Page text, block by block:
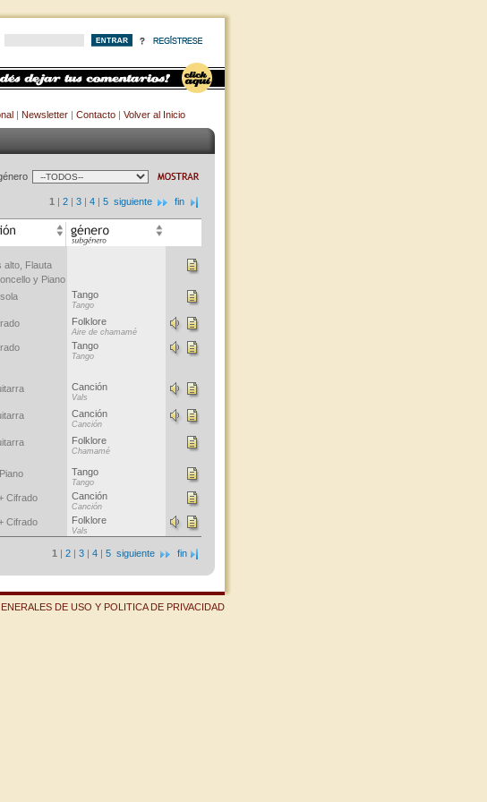
| Newsletter| Contacto| Volver al Inicio
1 | 2| 3| 4| 5 siguiente fin
alto, Flauta
y Piano
Tango
Tango
Folklore
Aire de chamamé
Tango
Tango
Canción
Vals
Canción
Canción
Folklore
Chamamé
Tango
Tango
Cifrado Canción
Canción
Cifrado Folklore
Vals
1 | 2| 3| 4| 5 siguiente fin
DE USO Y POLITICA DE PRIVACIDAD